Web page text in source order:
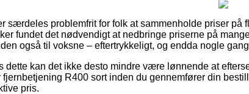
særdeles problemfrit for folk at sammenholde priser
fundet det nødvendigt at nedbringe priserne på
også til voksne – eftertrykkeligt, og endda nogle
dette kan det ikke desto mindre være lønnende at
fjernbetjening R400 sort inden du gennemfører din
pris.